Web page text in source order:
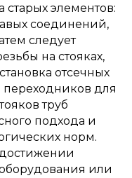
элементов:
соединений,
следует
на стояках,
отсечных
переходников для
труб
подхода и
норм.
или